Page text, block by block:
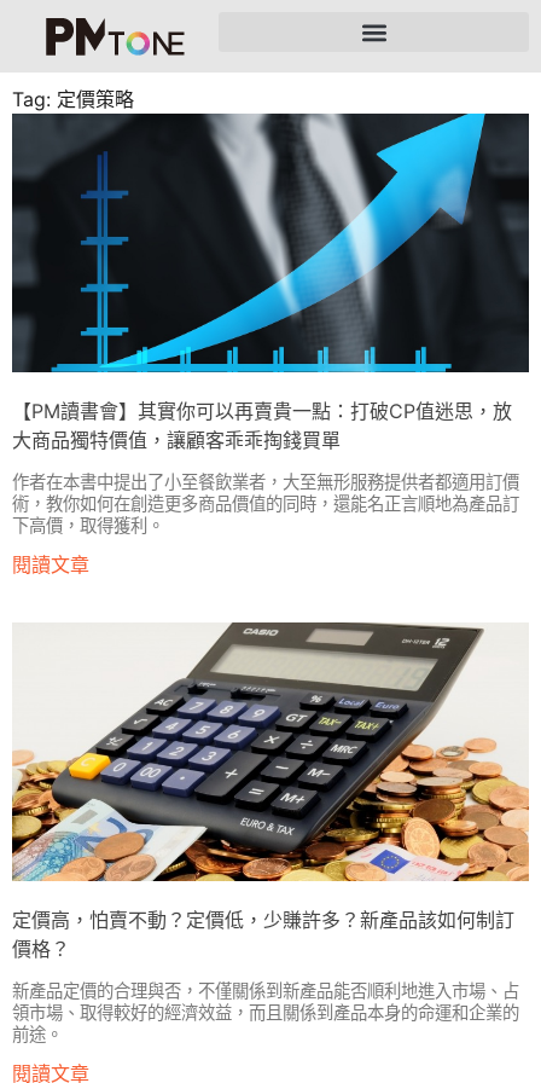
Tag: 定價策略
【PM讀書會】其實你可以再賣貴一點：打破CP值迷思，放
大商品獨特價值，讓顧客乖乖掏錢買單
作者在本書中提出了小至餐飲業者，大至無形服務提供者都適用訂價
術，教你如何在創造更多商品價值的同時，還能名正言順地為產品訂
下高價，取得獲利。
閱讀文章
定價高，怕賣不動？定價低，少賺許多？新產品該如何制訂
價格？
新產品定價的合理與否，不僅關係到新產品能否順利地進入市場、占
領市場、取得較好的經濟效益，而且關係到產品本身的命運和企業的
前途。
閱讀文章